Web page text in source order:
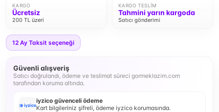
KARGO
Ücretsiz
200 TL üzeri
KARGO TESLIM
Tahmini yarın kargoda
Satıcı gönderimi
12 Ay Taksit seçeneği
Güvenli alışveriş
Satıcı doğrulandı, ödeme ve teslimat süreci gormeklazim.com
tarafından koruma altında.
iyzico güvenceli ödeme
Kart bilgileriniz şifreli, ödeme iyzico korumasında.